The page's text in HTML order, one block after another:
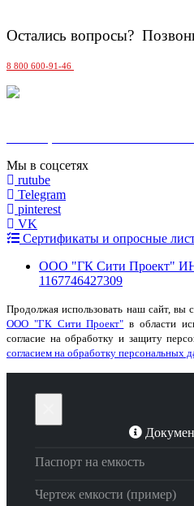
Остались вопросы?
8 800 600-91-46
Мы в соцсетях
rutube
Telegram
pinterest
VK
Сертификаты и опросные
ООО "ГК Сити Проект"
1167746427309
Продолжая использовать наш сайт, вы
ООО "ГК Сити Проект" в области
согласие на обработку и защиту
согласием на обработку персональных
Паспорт на емкость
Чертеж емкости (пример)